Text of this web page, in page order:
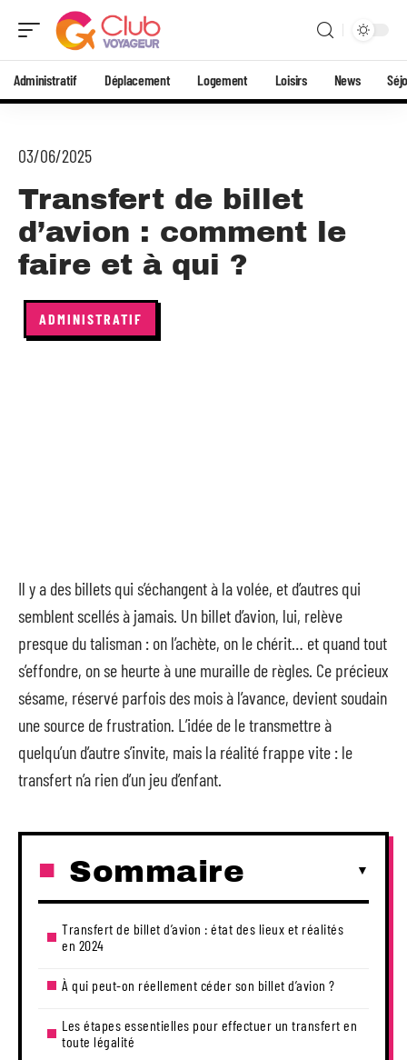
Administratif Déplacement Logement Loisirs News
03/06/2025
Transfert de billet
d’avion : comment le
faire et à qui ?
ADMINISTRATIF
Il y a des billets qui s’échangent à la volée, et d’autres qui
semblent scellés à jamais. Un billet d’avion, lui, relève
presque du talisman : on l’achète, on le chérit… et quand tout
s’effondre, on se heurte à une muraille de règles. Ce précieux
sésame, réservé parfois des mois à l’avance, devient soudain
une source de frustration. L’idée de le transmettre à
quelqu’un d’autre s’invite, mais la réalité frappe vite : le
transfert n’a rien d’un jeu d’enfant.
Sommaire
Transfert de billet d’avion : état des lieux et réalités
en 2024
À qui peut-on réellement céder son billet d’avion ?
Les étapes essentielles pour effectuer un transfert en
toute légalité